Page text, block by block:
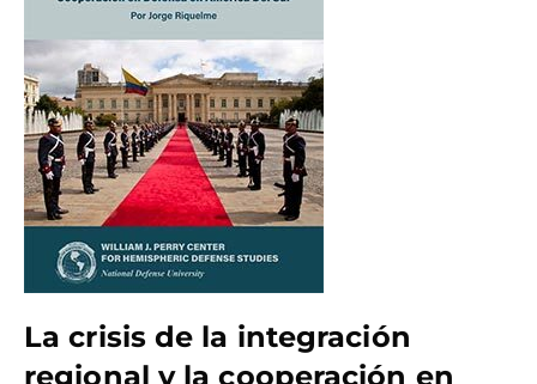
La crisis de la integración
regional y la cooperación en